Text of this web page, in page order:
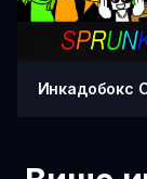
Инкадобокс